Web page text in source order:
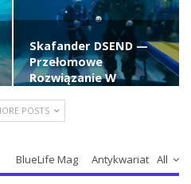
Skafander DSEND —
Przełomowe
Rozwiązanie W
POSTS
All
Antykwariat
BlueLife Mag